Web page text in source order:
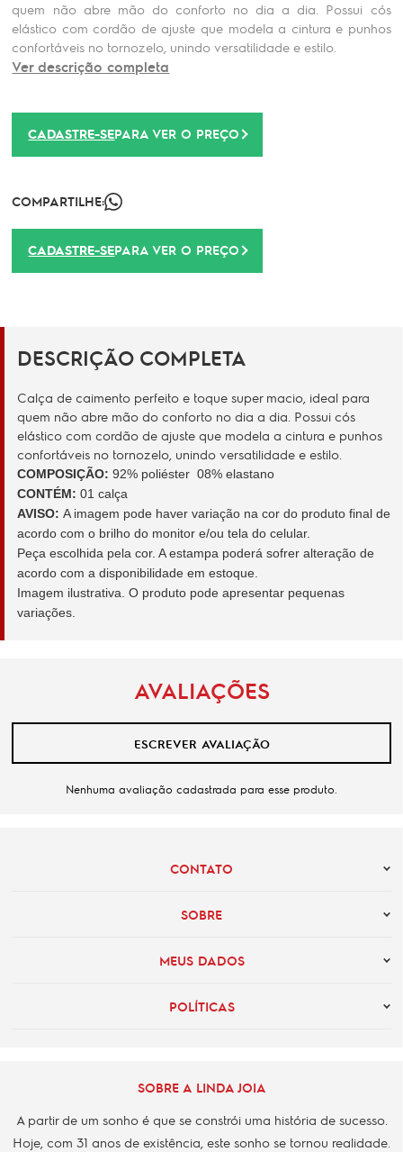
quem não abre mão do conforto no dia a dia. Possui cós
elástico com cordão de ajuste que modela a cintura e punhos
confortáveis no tornozelo, unindo versatilidade e estilo.
Ver descrição completa
CADASTRE-SEPARA VER O PREÇO
COMPARTILHE:
CADASTRE-SEPARA VER O PREÇO
DESCRIÇÃO COMPLETA
Calça de caimento perfeito e toque super macio, ideal para
quem não abre mão do conforto no dia a dia. Possui cós
elástico com cordão de ajuste que modela a cintura e punhos
confortáveis no tornozelo, unindo versatilidade e estilo.
COMPOSIÇÃO: 92% poliéster 08% elastano
CONTÉM: 01 calça
AVISO: A imagem pode haver variação na cor do produto final de
acordo com o brilho do monitor e/ou tela do celular.
Peça escolhida pela cor. A estampa poderá sofrer alteração de
acordo com a disponibilidade em estoque.
Imagem ilustrativa. O produto pode apresentar pequenas
variações.
AVALIAÇÕES
ESCREVER AVALIAÇÃO
Nenhuma avaliação cadastrada para esse produto.
CONTATO
SOBRE
MEUS DADOS
POLÍTICAS
SOBRE A LINDA JOIA
A partir de um sonho é que se constrói uma história de sucesso.
Hoje, com 31 anos de existência, este sonho se tornou realidade.